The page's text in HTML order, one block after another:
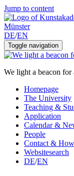
Jump to content
DE/EN
Toggle navigation
We light a beacon
Homepage
The University
Teaching &
Application
Calendar &
People
Contact &
Websitesearch
DE/EN